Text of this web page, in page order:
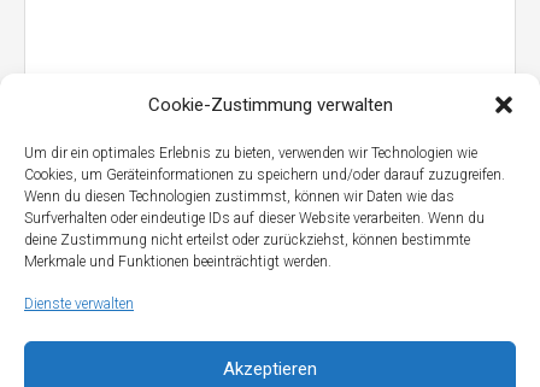
Cookie-Zustimmung verwalten
Um dir ein optimales Erlebnis zu bieten, verwenden wir Technologien wie
Cookies, um Geräteinformationen zu speichern und/oder darauf zuzugreifen.
Wenn du diesen Technologien zustimmst, können wir Daten wie das
Surfverhalten oder eindeutige IDs auf dieser Website verarbeiten. Wenn du
deine Zustimmung nicht erteilst oder zurückziehst, können bestimmte
Merkmale und Funktionen beeinträchtigt werden.
Dienste verwalten
Akzeptieren